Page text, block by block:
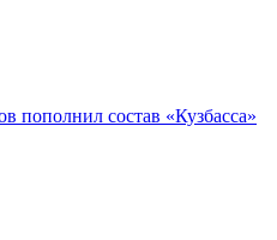
состав «Кузбасса»